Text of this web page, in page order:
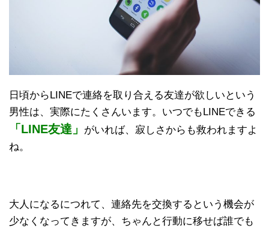
日頃からLINEで連絡を取り合える友達が欲しいという
男性は、実際にたくさんいます。いつでもLINEできる
「LINE友達」
がいれば、寂しさからも救われますよ
ね。
大人になるにつれて、連絡先を交換するという機会が
少なくなってきますが、ちゃんと行動に移せば誰でも